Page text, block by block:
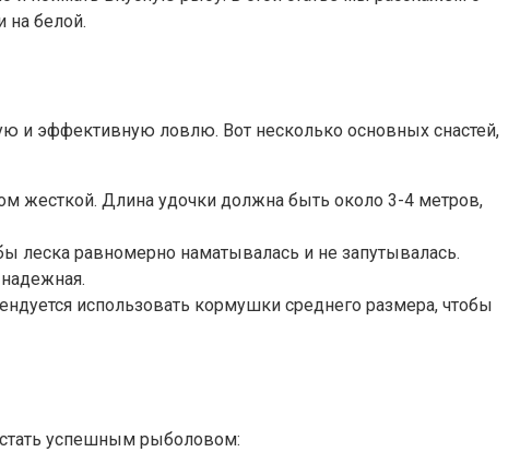
на белой.
и эффективную ловлю. Вот несколько основных снастей,
жесткой. Длина удочки должна быть около 3-4 метров,
леска равномерно наматывалась и не запутывалась.
использовать кормушки среднего размера, чтобы
стать успешным рыболовом: